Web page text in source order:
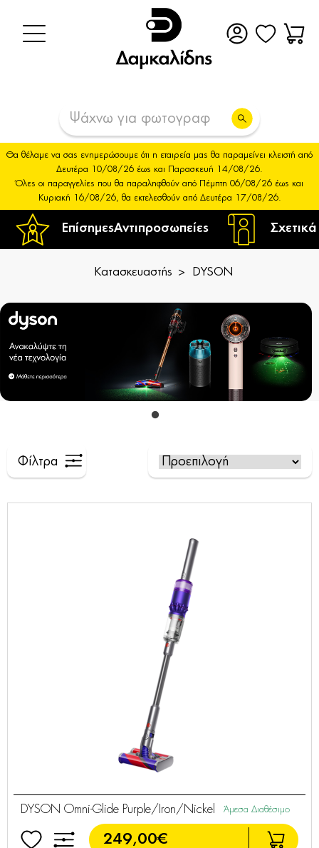
ΕπίσημεςΑντιπροσωπείες
Θα θέλαμε να σας ενημερώσουμε ότι η εταιρεία μας θα παραμείνει κλειστή από
Δευτέρα 10/08/26 έως και Παρασκευή 14/08/26.
Όλες οι παραγγελίες που θα παραληφθούν από Πέμπτη 06/08/26 έως και
Κυριακή 16/08/26, θα εκτελεσθούν από Δευτέρα 17/08/26.
Κατασκευαστής DYSON
Φίλτρα
DYSON Omni-Glide Purple/Iron/Nickel Άμεσα Διαθέσιμο
249,00€